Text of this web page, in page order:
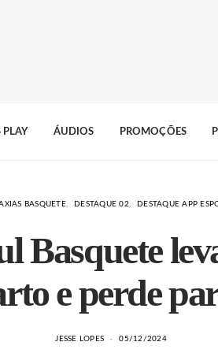
PLAY ÁUDIOS PROMOÇÕES
BASQUETE DESTAQUE 02 DESTAQUE APP
Basquete
e perde
JESSE LOPES 05/12/2024